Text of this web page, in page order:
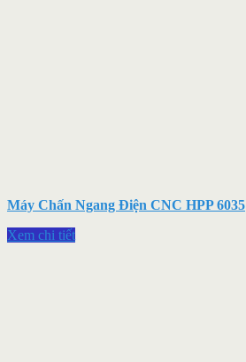
Máy Chấn Ngang Điện CNC HPP 6035
Xem chi tiết